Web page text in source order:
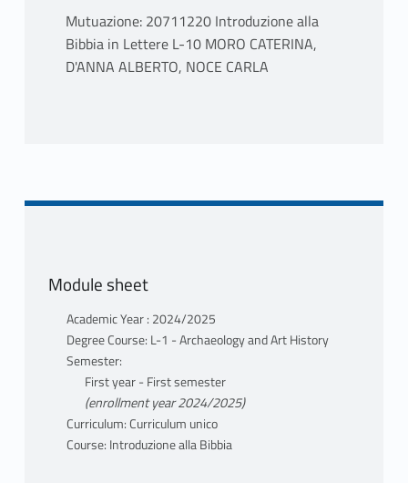
Historical Jesus and the construction of
memory: traditions and gospels (Carla Noce)
Materials concerning the course will be
TYPE OF DELIVERY OF THE COURSE
The course will be conducted mainly in the
form of lectures, with some moments of
active participation devoted to shared
discussion of the text.
Mutuazione: 20711220 Introduzione alla
Bibbia in Lettere L-10 MORO CATERINA,
D'ANNA ALBERTO, NOCE CARLA
Module sheet
Academic Year : 2024/2025
Degree Course: L-1 - Archaeology and Art History
Semester:
First year - First semester
(enrollment year 2024/2025)
Curriculum: Curriculum unico
Course: Introduzione alla Bibbia